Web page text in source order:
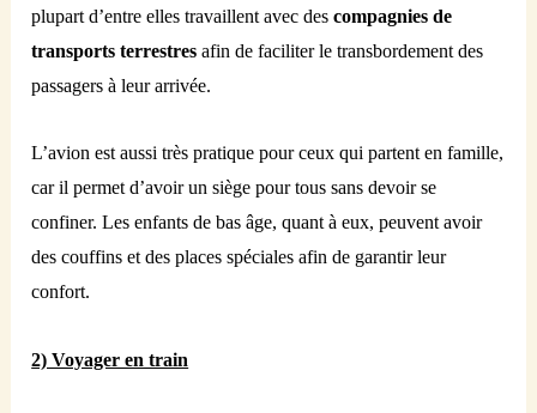
plupart d’entre elles travaillent avec descompagnies de
transports terrestres afin de faciliter le transbordement des
passagers à leur arrivée.
L’avion est aussi très pratique pour ceux qui partent en famille,
car il permet d’avoir un siège pour tous sans devoir se
confiner. Les enfants de bas âge, quant à eux, peuvent avoir
des couffins et des places spéciales afin de garantir leur
confort.
2) Voyager en train